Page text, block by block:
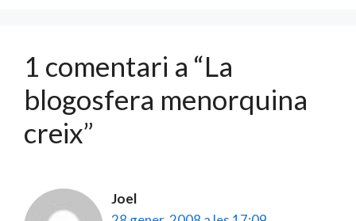
1 comentari a “La
blogosfera menorquina
creix”
Joel